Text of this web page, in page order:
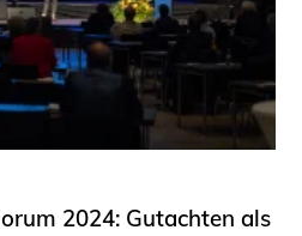
2024: Gutachten als